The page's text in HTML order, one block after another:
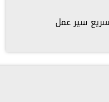
سير عمل